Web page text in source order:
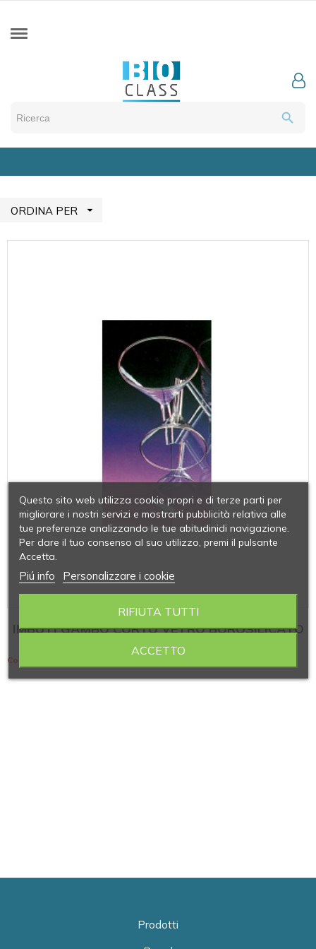
search
ORDINA PER 
IMBUTI GAMBO CORTO VETRO BOROSILICATO
Contiene 10 articoli
Prodotti
Questo sito web utilizza cookie propri e di terze parti per
migliorare i nostri servizi e mostrarti pubblicità relativa alle
tue preferenze analizzando le tue abitudinidi navigazione.
Per dare il tuo consenso al suo utilizzo, premi il pulsante
Accetta.
Piú info Personalizzare i cookie
RIFIUTA TUTTI
ACCETTO